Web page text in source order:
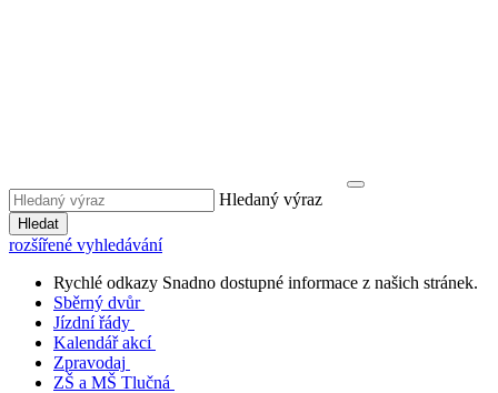
Hledaný výraz
Hledat
rozšířené vyhledávání
Rychlé odkazy Snadno dostupné informace z našich stránek.
Sběrný dvůr
Jízdní řády
Kalendář akcí
Zpravodaj
ZŠ a MŠ Tlučná